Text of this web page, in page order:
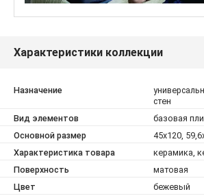
Характеристики коллекции
Назначение
стен
Вид элементов
базовая
Основной размер
45x120,
Характеристика товара
керамика,
Поверхность
матовая
Цвет
бежевый